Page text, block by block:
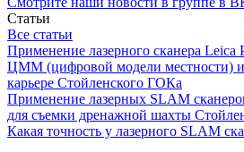
Статьи
Все статьи
Применение лазерного сканера Leica
ЦММ (цифровой модели местности) и
карьере Стойленского ГОКа
Применение лазерных SLAM
для съемки дренажной шахты
Какая точность у лазерного SLAM